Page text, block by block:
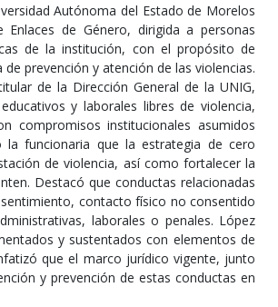
Autónoma del Estado de Morelos
de Género, dirigida a personas
de la institución, con el propósito de
prevención y atención de las violencias.
de la Dirección General de la UNIG,
y laborales libres de violencia,
compromisos institucionales asumidos
funcionaria que la estrategia de cero
de violencia, así como fortalecer la
Destacó que conductas relacionadas
contacto físico no consentido
laborales o penales. López
y sustentados con elementos de
que el marco jurídico vigente, junto
y prevención de estas conductas en